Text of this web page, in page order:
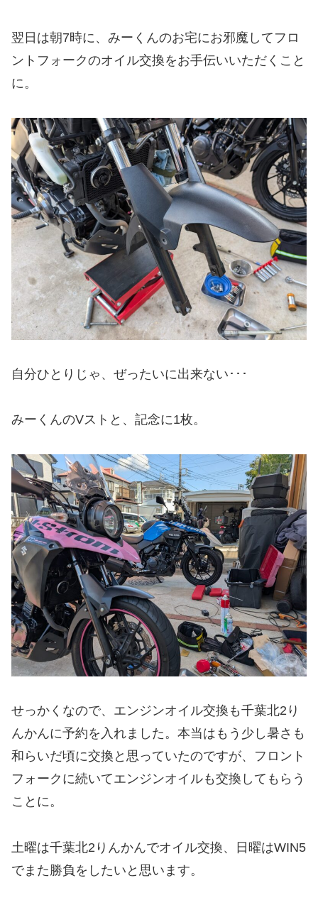
翌日は朝7時に、みーくんのお宅にお邪魔してフロ
ントフォークのオイル交換をお手伝いいただくこと
に。
自分ひとりじゃ、ぜったいに出来ない･･･
みーくんのVストと、記念に1枚。
せっかくなので、エンジンオイル交換も千葉北2り
んかんに予約を入れました。本当はもう少し暑さも
和らいだ頃に交換と思っていたのですが、フロント
フォークに続いてエンジンオイルも交換してもらう
ことに。
土曜は千葉北2りんかんでオイル交換、日曜はWIN5
でまた勝負をしたいと思います。